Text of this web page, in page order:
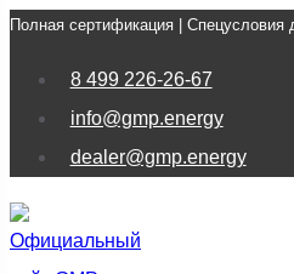
Перейти
Полная сертификация |
8 499 226-26-67
info@gmp.energy
dealer@gmp.energy